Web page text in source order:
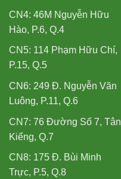
CN4: 46M Nguyễn Hữu
Hào, P.6, Q.4
CN5: 114 Phạm Hữu Chí,
P.15, Q.5
CN6: 249 Đ. Nguyễn Văn
Luông, P.11, Q.6
CN7: 76 Đường Số 7, Tân
Kiểng, Q.7
CN8: 175 Đ. Bùi Minh
Trực, P.5, Q.8